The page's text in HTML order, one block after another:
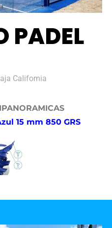
PADEL
California
15 mm 850 GRS